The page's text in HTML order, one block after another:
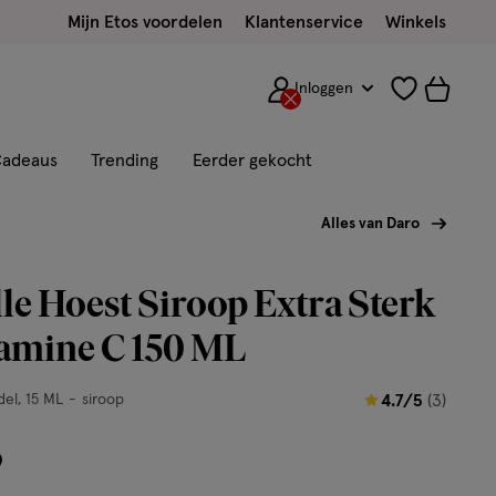
Mijn Etos voordelen Klantenservice Winkels
Inloggen
Trending Eerder gekocht
Alles van Daro
Hoest Siroop Extra Sterk
C 150 ML
15 ML siroop 4.7/5 (3)
4.7